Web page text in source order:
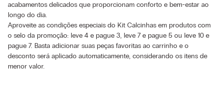
acabamentos delicados que proporcionam conforto e bem-estar ao
longo do dia.
Aproveite as condições especiais do Kit Calcinhas em produtos com
o selo da promoção: leve 4 e pague 3, leve 7 e pague 5 ou leve 10 e
pague 7. Basta adicionar suas peças favoritas ao carrinho e o
desconto será aplicado automaticamente, considerando os itens de
menor valor.